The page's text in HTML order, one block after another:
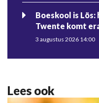
Boeskool is
Twente komt
3 augustus 2026 14:00
Lees ook